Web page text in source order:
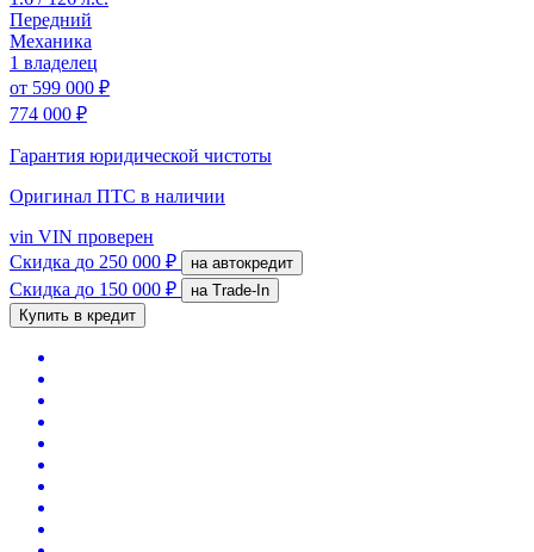
Передний
Механика
1 владелец
от 599 000 ₽
774 000 ₽
Гарантия юридической чистоты
Оригинал ПТС в наличии
vin VIN проверен
Скидка до 250 000 ₽ на автокредит
Скидка до 150 000 ₽
на Trade-In
Купить в кредит